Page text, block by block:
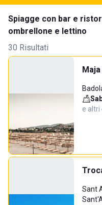
Spiagge con bar e
ombrellone e lettino
30 Risultati
e altri
Sant